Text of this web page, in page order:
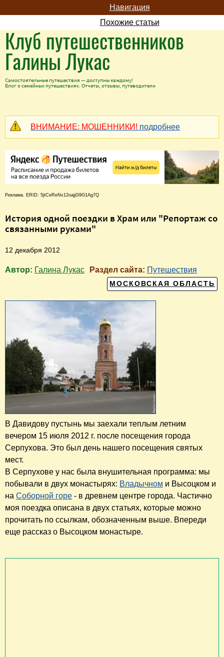
Навигация
Похожие статьи
Клуб путешественников
Галины Лукас
Самостоятельные путешествия — доступны каждому!
Блог о семейных путешествиях. Отчеты, отзывы, путеводители
ВНИМАНИЕ: МОШЕННИКИ! подробнее
Реклама. ERID: 5jtCeReNx12oajjG9G1Ag7Q
История одной поездки в Храм или "Репортаж со
связанными руками"
12 декабря 2012
Автор: Галина Лукас Раздел сайта: Путешествия
МОСКОВСКАЯ ОБЛАСТЬ
В Давидову пустынь мы заехали теплым летним
вечером 15 июля 2012 г. после посещения города
Серпухова. Это был день нашего посещения святых
мест.
В Серпухове у нас была внушительная программа: мы
побывали в двух монастырях: Владычном и Высоцком и
на Соборной горе - в древнем центре города. Частично
моя поездка описана в двух статьях, которые можно
прочитать по ссылкам, обозначенным выше. Впереди
еще рассказ о Высоцком монастыре.